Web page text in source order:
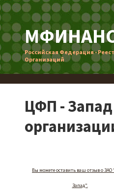
Российская Федерация -
Организаций
ЦФП -
Вы можете оставить ваш отзыв о
Запад".